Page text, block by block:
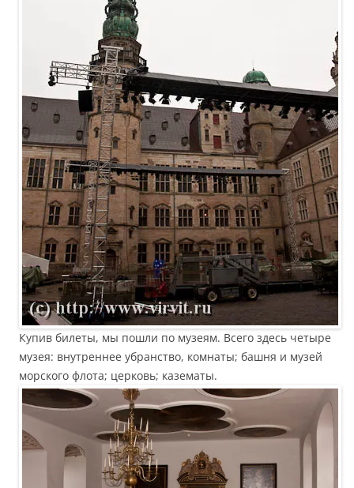
Купив билеты, мы пошли по музеям. Всего здесь четыре
музея: внутреннее убранство, комнаты; башня и музей
морского флота; церковь; казематы.